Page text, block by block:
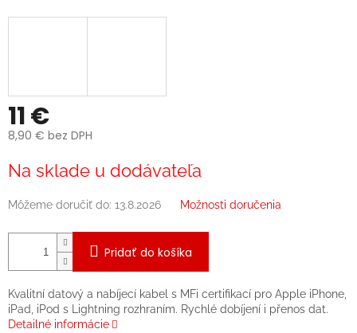
11 €
8,90 € bez DPH
cena:
Na sklade u dodávateľa
Môžeme doručiť do: 13.8.2026 Možnosti doručenia
Pridať do košíka
Kvalitní datový a nabíjecí kabel s MFi certifikací pro Apple iPhone,
iPad, iPod s Lightning rozhraním. Rychlé dobíjení i přenos dat.
Detailné informácie